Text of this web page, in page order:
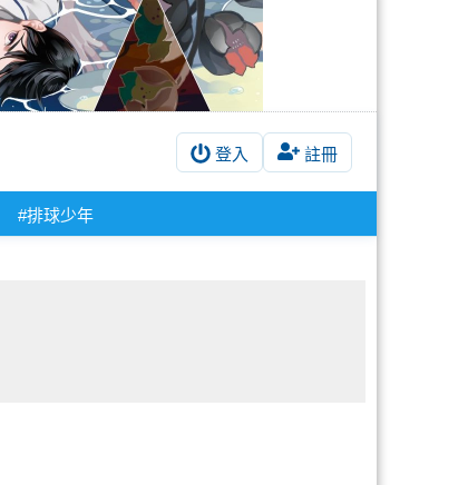
登入 註冊
#排球少年